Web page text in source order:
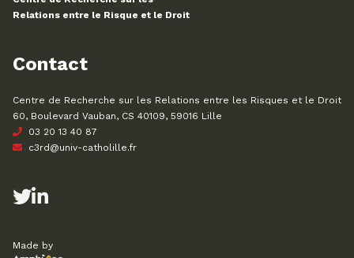
Relations entre le Risque et le Droit
Contact
Centre de Recherche sur les Relations entre les Risques et le Droit
60, Boulevard Vauban, CS 40109, 59016 Lille
03 20 13 40 87
c3rd@univ-catholille.fr
Made by